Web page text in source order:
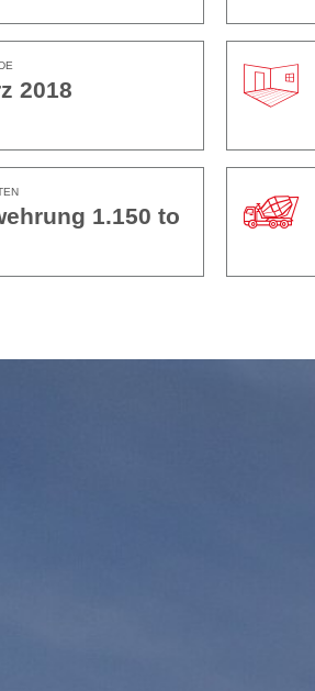
2018
1.150 to